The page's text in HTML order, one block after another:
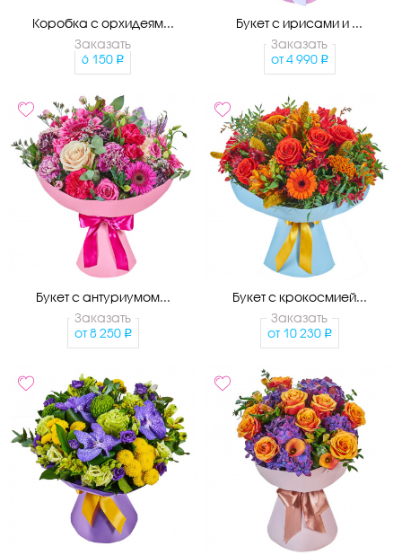
Коробка с орхидеям...
Заказать
6 150
Букет с ирисами и ...
Заказать
от 4 990
Букет с антуриумом...
Заказать
от 8 250
Букет с крокосмией...
Заказать
от 10 230